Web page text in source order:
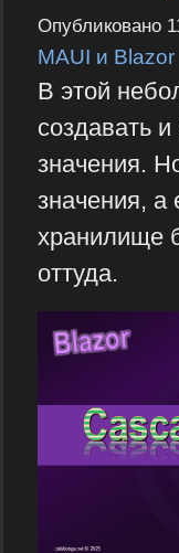
Опубликовано
MAUI и Blazor
В этой
создавать
значения.
значения, а
хранилище
оттуда.